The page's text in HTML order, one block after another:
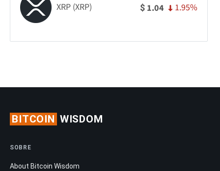
XRP (XRP) $ 1.04 1.95%
BITCOIN WISDOM
SOBRE
About Bitcoin Wisdom